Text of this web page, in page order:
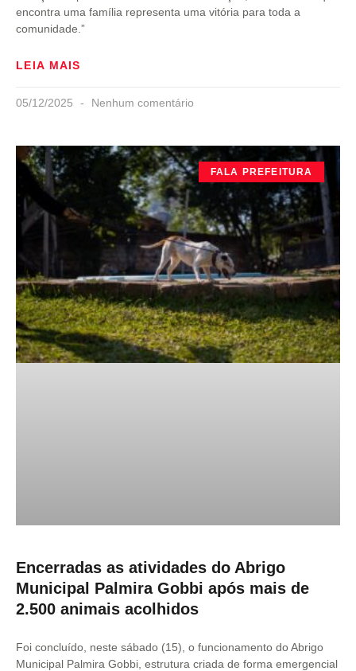
encontra uma família representa uma vitória para toda a
comunidade.”
LEIA MAIS
05/12/2025 Nenhum comentário
FALA PREFEITURA
Encerradas as atividades do Abrigo
Municipal Palmira Gobbi após mais de
2.500 animais acolhidos
Foi concluído, neste sábado (15), o funcionamento do Abrigo
Municipal Palmira Gobbi, estrutura criada de forma emergencial